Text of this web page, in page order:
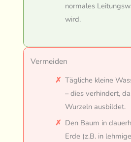
normales
wird.
Vermeiden
Tägliche kleine
– dies verhindert,
Wurzeln ausbildet.
Den Baum in
Erde (z.B. in